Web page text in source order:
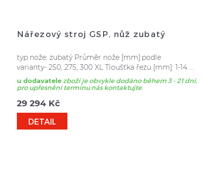
Nářezový stroj GSP, nůž zubatý
typ nože: zubatý Průměr nože [mm]:podle
varianty- 250, 275, 300 XL Tloušťka řezu [mm]: 1-14 ...
u dodavatele zboží je obvykle dodáno během 3 - 21 dní,
pro upřesnění termínu nás kontaktujte.
29 294 Kč
DETAIL